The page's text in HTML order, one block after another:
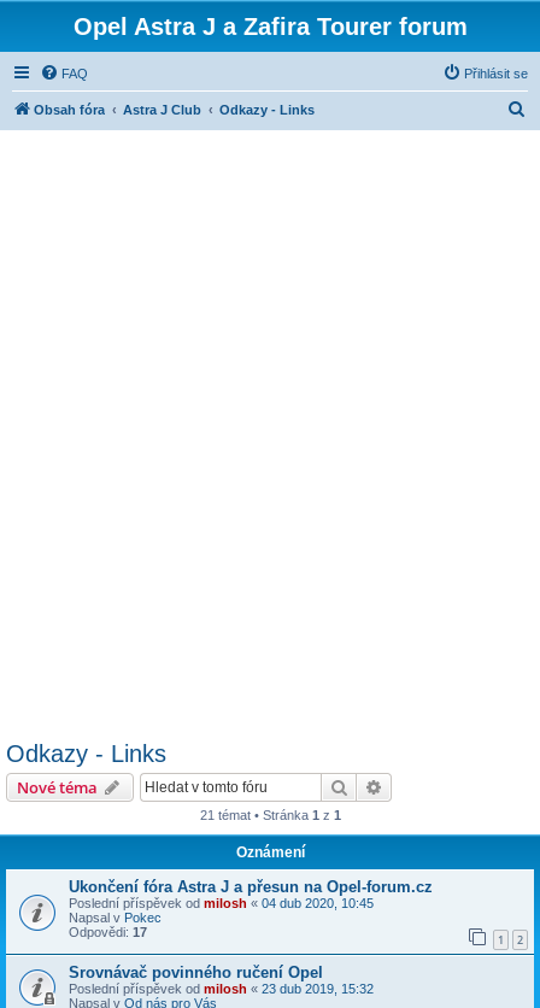
Opel Astra J a Zafira Tourer forum
FAQ Přihlásit se
Obsah fóra Astra J Club Odkazy - Links
Odkazy - Links
Nové téma Hledat
21 témat • Stránka 1 z 1
Oznámení
Ukončení fóra Astra J a přesun na Opel-forum.cz
Poslední příspěvek od milosh « 04 dub 2020, 10:45
Napsal v Pokec
Odpovědi: 17 1 2
Srovnávač povinného ručení Opel
Poslední příspěvek od milosh « 23 dub 2019, 15:32
Napsal v Od nás pro Vás